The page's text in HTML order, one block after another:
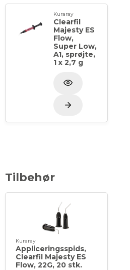
Som liner
Til mange forskellige
Kuraray
Clearfil
Majesty ES
Flow,
Super Low,
A1, sprøjte,
1 x 2,7 g
Tilbehør
Kuraray
Appliceringsspids,
Clearfil Majesty ES
Flow, 22G, 20 stk.